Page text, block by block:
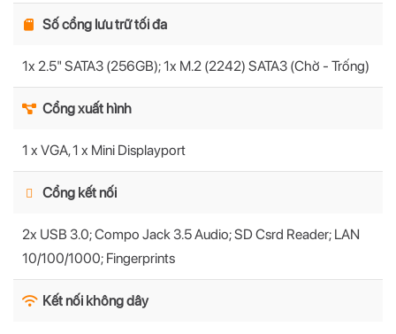
Số cổng lưu trữ tối đa
1x 2.5" SATA3 (256GB); 1x M.2 (2242) SATA3 (Chờ - Trống)
Cổng xuất hình
1 x VGA, 1 x Mini Displayport
Cổng kết nối
2x USB 3.0; Compo Jack 3.5 Audio; SD Csrd Reader; LAN
10/100/1000; Fingerprints
Kết nối không dây